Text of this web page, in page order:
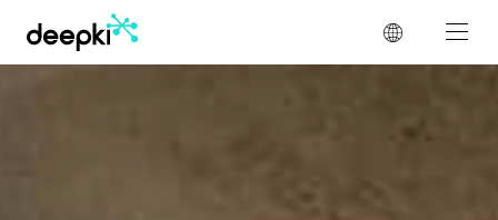
Panel de gestión de cookies